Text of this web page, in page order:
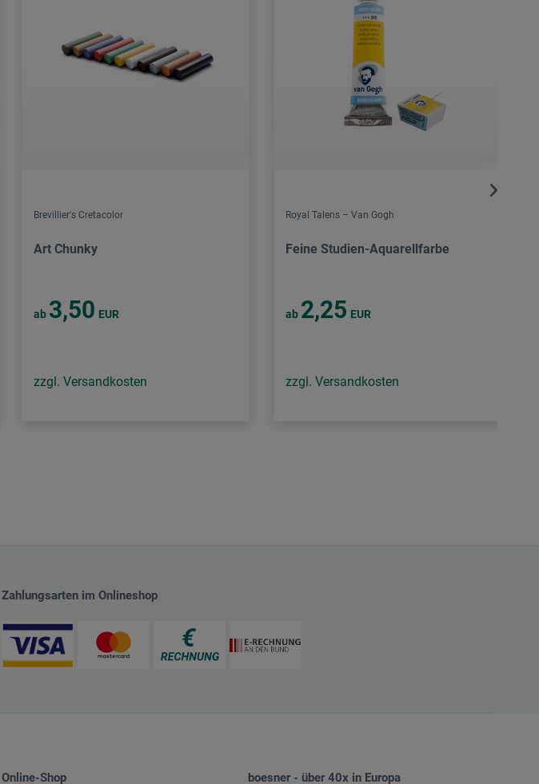
Brevillier's Cretacolor
Art Chunky
ab 3,50 EUR
zzgl. Versandkosten
Royal Talens – Van Gogh
Feine Studien-Aquarellfarbe
ab 2,25 EUR
zzgl. Versandkosten
Zahlungsarten im Onlineshop
Online-Shop boesner - über 40x in Europa